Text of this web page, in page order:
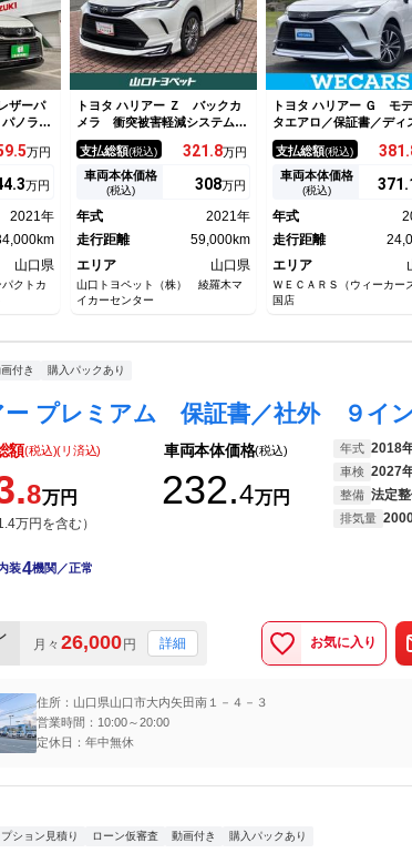
ザーパ
ノラミ
ＥＴＣ
ー 衝突
ンキー
ター
ータ
5万円
3万円
2021年
山口県
クトカ
トヨタ ハリアー Ｚ バックカ
メラ 衝突被害軽減システム
ＥＴＣ ドラレコ ＬＥＤヘッ
ドランプ ワンオーナー フル
エアロ
支払総額(税込) 321.8万円
車両本体価格
(税込) 308万円
年式
2021年
走行距離
59,000km
エリア
山口県
山口トヨペット（株） 綾羅木マ
イカーセンター
トヨタ ハリアー Ｇ モ
タエアロ／保証書／ディ
イオーディオ１２．３イ
デジタルインナーミラー
タセーフティセンス／車
防止支援システム／シ
レコーダー 純正
支払総額(税込) 381.
車両本体価格
(税込) 371.
年式
走行距離
エリア
ＷＥＣＡＲＳ（ウィーカー
国店
付き 購入パックあり
額(税込)(リ済込)
8万円
万円を含む）
車両本体価格(税込)
232.4万円
年式 2018
車検 2027
整備 法定
排気量
装4機関／正常
月々 26,000 円 詳細 お気に入り
住所：山口県山口市大内矢田南１－４－３
営業時間：10:00～20:00
定休日：年中無休
プション見積り ローン仮審査 動画付き 購入パックあり